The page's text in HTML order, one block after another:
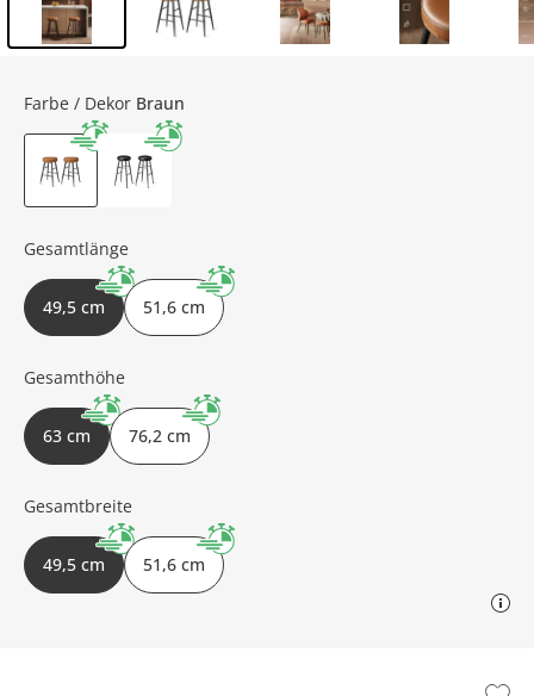
Farbe / Dekor Braun
Gesamtlänge
49,5 cm 51,6 cm
Gesamthöhe
63 cm 76,2 cm
Gesamtbreite
49,5 cm 51,6 cm